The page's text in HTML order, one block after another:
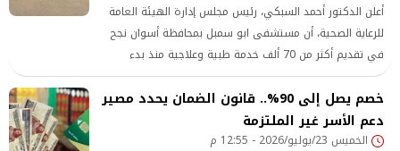
أعلن الدكتور أحمد السبكي، رئيس مجلس إدارة الهيئة العامة
للرعاية الصحية، أن مستشفى ابو سمبل بمحافظة أسوان نجح
في تقديم أكثر من 70 ألف خدمة طبية وعلاجية منذ بدء
تطبيق منظومة التأمين الصحي الشامل بالمحافظة
خصم يصل إلى 90%.. قانون الضمان يحدد مصير
دعم الأسر غير الملتزمة
الخميس 23/يوليو/2026 - 12:55 م